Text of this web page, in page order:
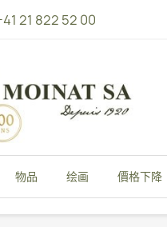
21 822 52 00
物品 绘画 價格下降